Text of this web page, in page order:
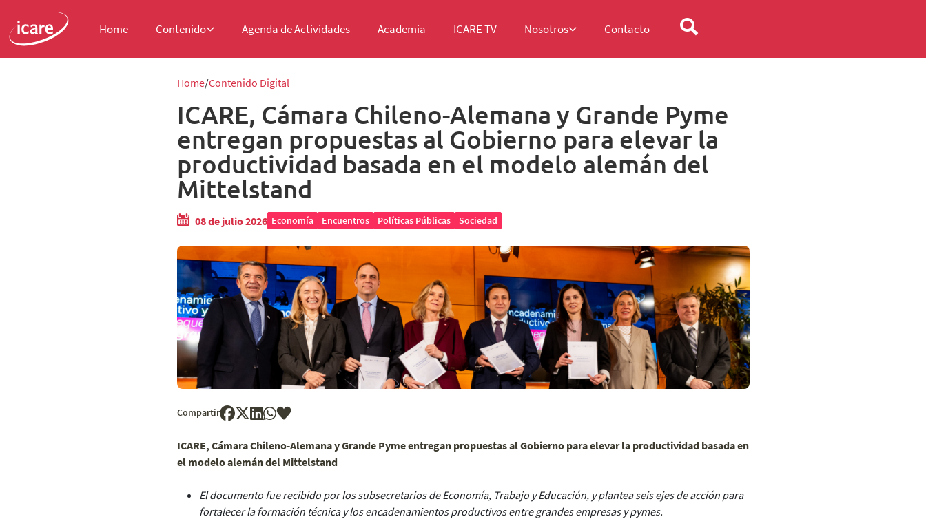
Home Contenido Agenda de Actividades Academia ICARE TV Nosotros Contacto
Home Contenido Digital
ICARE, Cámara Chileno-Alemana y Grande Pyme
entregan propuestas al Gobierno para elevar la
productividad basada en el modelo alemán del
Mittelstand
08 de julio 2026 Economía Encuentros Políticas Públicas Sociedad
Compartir
ICARE, Cámara Chileno-Alemana y Grande Pyme entregan propuestas al Gobierno para elevar la productividad basada en
el modelo alemán del Mittelstand
El documento fue recibido por los subsecretarios de Economía, Trabajo y Educación, y plantea seis ejes de acción para
fortalecer la formación técnica y los encadenamientos productivos entre grandes empresas y pymes.